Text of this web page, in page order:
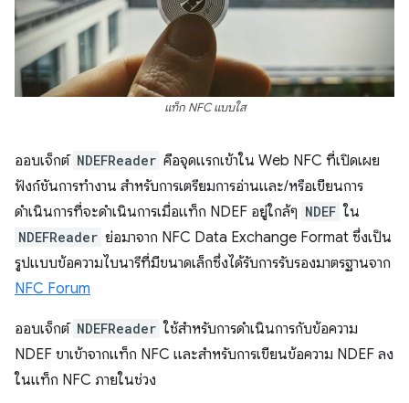
แท็ก NFC แบบใส
ออบเจ็กต์ NDEFReader คือจุดแรกเข้าใน Web NFC ที่เปิดเผย
ฟังก์ชันการทำงาน สำหรับการเตรียมการอ่านและ/หรือเขียนการ
ดำเนินการที่จะดำเนินการเมื่อแท็ก NDEF อยู่ใกล้ๆ NDEF ใน
NDEFReader ย่อมาจาก NFC Data Exchange Format ซึ่งเป็น
รูปแบบข้อความไบนารีที่มีขนาดเล็กซึ่งได้รับการรับรองมาตรฐานจาก
NFC Forum
ออบเจ็กต์ NDEFReader ใช้สำหรับการดำเนินการกับข้อความ
NDEF ขาเข้าจากแท็ก NFC และสำหรับการเขียนข้อความ NDEF ลง
ในแท็ก NFC ภายในช่วง